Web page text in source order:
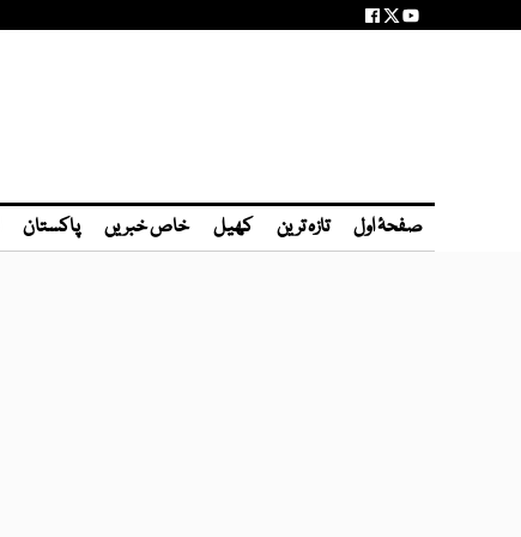
صفحۂ اول تازہ ترین کھیل خاص خبریں پاکستان